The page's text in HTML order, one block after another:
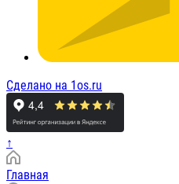
Сделано на 1os.ru
↑
Главная